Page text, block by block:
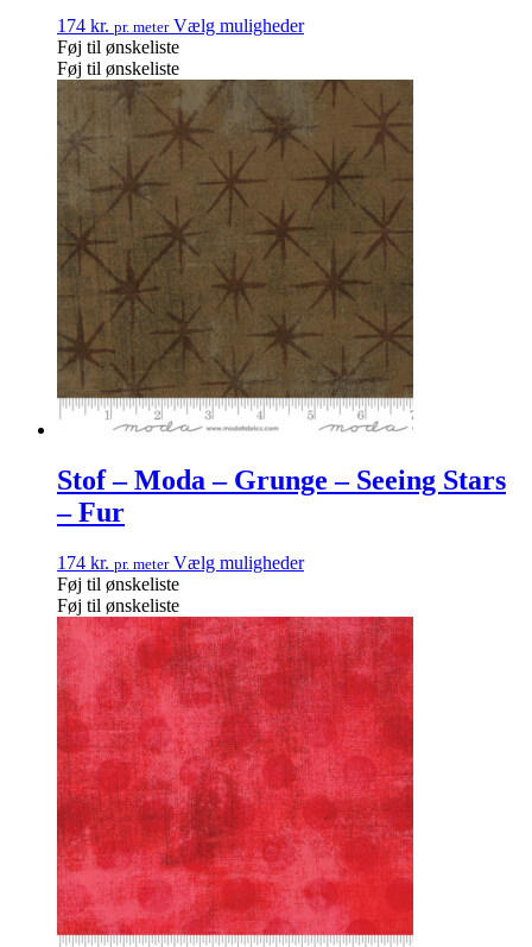
174 kr. pr. meter Vælg muligheder
Føj til ønskeliste
Føj til ønskeliste
Stof – Moda – Grunge – Seeing Stars
– Fur
174 kr. pr. meter Vælg muligheder
Føj til ønskeliste
Føj til ønskeliste